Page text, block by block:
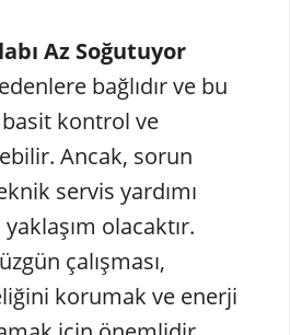
Az Soğutuyor
bağlıdır ve bu
kontrol ve
Ancak, sorun
servis yardımı
olacaktır.
çalışması,
korumak ve enerji